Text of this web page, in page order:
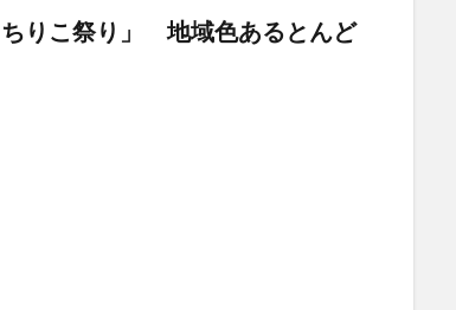
りこ祭り」 地域色あるとんど